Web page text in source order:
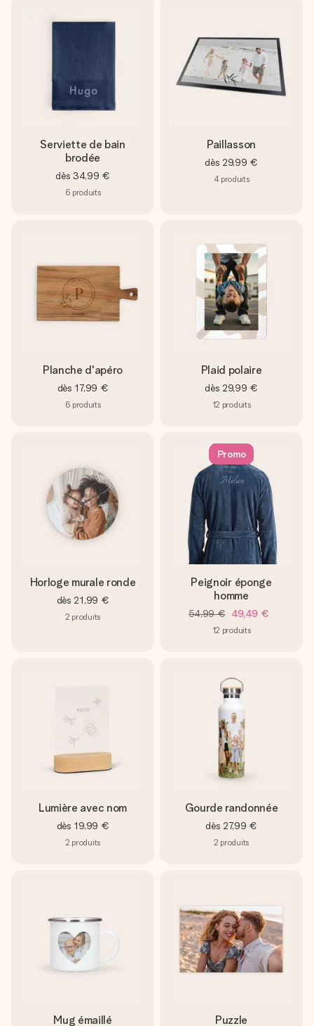
Serviette de bain
brodée
dès 34,99 €
6 produits
Paillasson
dès 29,99 €
4 produits
Planche d'apéro
dès 17,99 €
6 produits
Plaid polaire
dès 29,99 €
12 produits
Horloge murale ronde
dès 21,99 €
2 produits
Promo
Peignoir éponge
homme
54,99 € 49,49 €
12 produits
Lumière avec nom
dès 19,99 €
2 produits
Gourde randonnée
dès 27,99 €
2 produits
Mug émaillé Puzzle